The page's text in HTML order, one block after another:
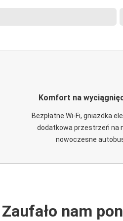
Komfort na
Bezpłatne Wi-Fi, gniazdka
dodatkowa przestrzeń na
nowoczesne
Zaufało nam